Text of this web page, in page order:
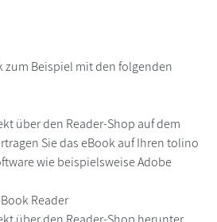
zum Beispiel mit den folgenden
über den Reader-Shop auf dem
Sie das eBook auf Ihren tolino
wie beispielsweise Adobe
Reader